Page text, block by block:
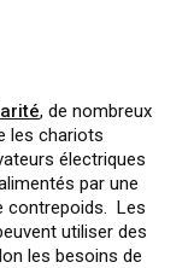
, de nombreux
les chariots
électriques
par une
contrepoids. Les
utiliser des
les besoins de